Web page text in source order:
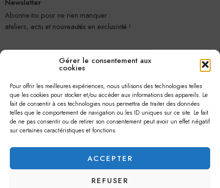
Gérer le consentement aux
cookies
Pour offrir les meilleures expériences, nous utilisons des technologies telles
que les cookies pour stocker et/ou accéder aux informations des appareils. Le
fait de consentir à ces technologies nous permettra de traiter des données
telles que le comportement de navigation ou les ID uniques sur ce site. Le fait
de ne pas consentir ou de retirer son consentement peut avoir un effet négatif
sur certaines caractéristiques et fonctions.
ACCEPTER
REFUSER
Newsletter
Abonne-toi pour ne rien manquer :
ateliers, actu et nouveautés en exclusivité !
Je m'abonne